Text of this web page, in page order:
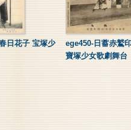
日花子 宝塚少
ege450-日蓄赤鷲
寶塚少女歌劇舞台